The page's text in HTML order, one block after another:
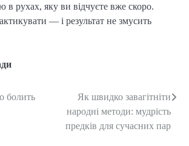
в рухах, яку ви відчуєте вже скоро.
— і результат не змусить
болить
Як швидко завагітніти
народні методи: мудрість
предків для сучасних пар